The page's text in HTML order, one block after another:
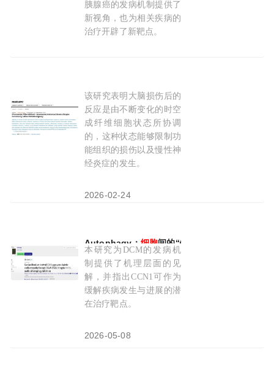
胰腺癌的发病机制提供了
新视角，也为相关疾病的
治疗开辟了新靶点。
《Nature》揭示成纤维细胞
该研究表明大脑损伤后的
反应是由不断变化的时空
成纤维细胞状态所协调
的，这种状态能够限制功
能组织的损伤以及慢性神
经炎症的发生。
2026-02-24
Autophagy： 细胞间的“错误通话”如何加速心
本研究为DCM的发病机
制提供了机理层面的见
解，并指出CCN1可作为
缓解疾病发生与进展的潜
在治疗靶点。
2026-05-08